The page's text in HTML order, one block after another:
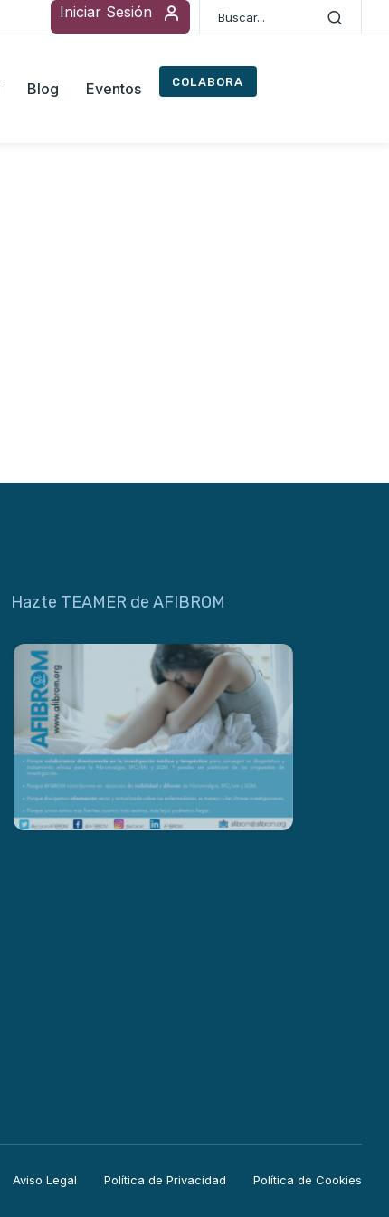
Iniciar Sesión
Blog Eventos COLABORA
Hazte TEAMER de AFIBROM
Aviso Legal Política de Privacidad Política de Cookies